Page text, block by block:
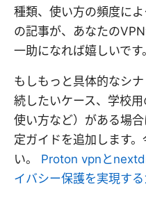
種類、使い方の頻度に
の記事が、あなたの
一助になれば嬉しいです。
もしもっと具体的なシ
続したいケース、学校
使い方など）がある場
定ガイドを追加します
い。 Proton vpnと
イバシー保護を実現する